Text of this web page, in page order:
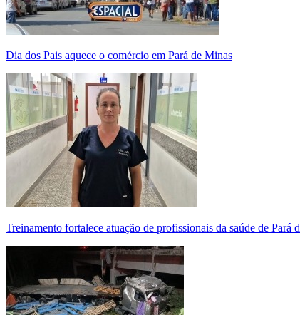
Dia dos Pais aquece o comércio em Pará de Minas
Treinamento fortalece atuação de profissionais da saúde de Pará